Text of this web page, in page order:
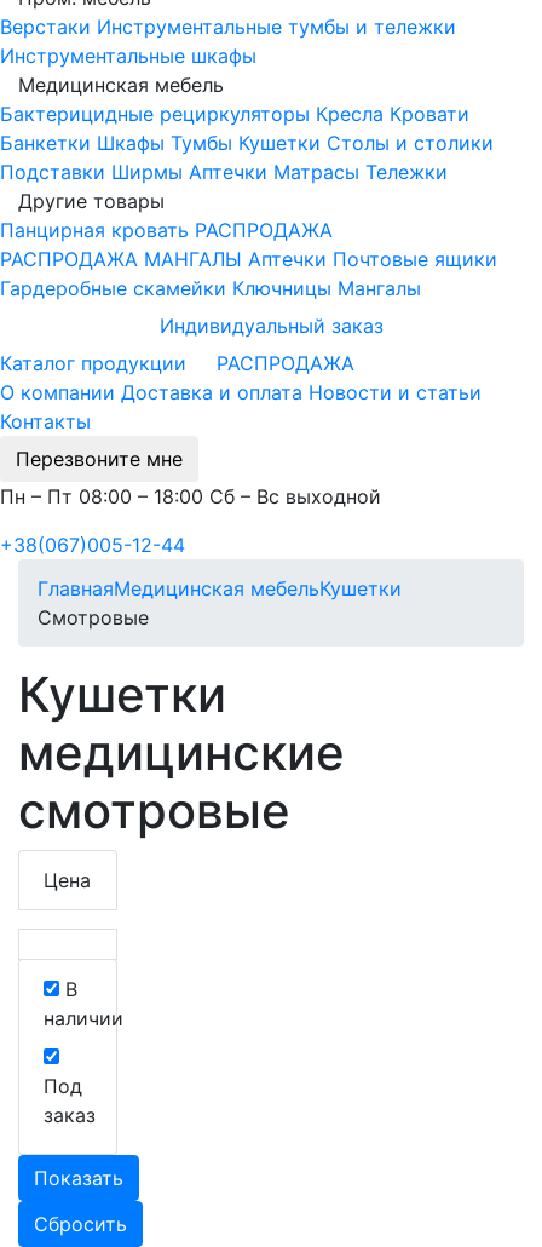
Верстаки Инструментальные тумбы и тележки
Инструментальные шкафы
Медицинская мебель
Бактерицидные рециркуляторы Кресла Кровати
Банкетки Шкафы Тумбы Кушетки Столы и столики
Подставки Ширмы Аптечки Матрасы Тележки
Другие товары
Панцирная кровать РАСПРОДАЖА
РАСПРОДАЖА МАНГАЛЫ Аптечки Почтовые ящики
Гардеробные скамейки Ключницы Мангалы
Индивидуальный заказ
Каталог продукции
РАСПРОДАЖА
О компании Доставка и оплата Новости и статьи
Контакты
Перезвоните мне
Пн – Пт 08:00 – 18:00 Сб – Вс выходной
+38(067)005-12-44
ГлавнаяМедицинская мебельКушетки
Смотровые
Кушетки
медицинские
смотровые
Цена
В
наличии
Под
заказ
Показать
Сбросить